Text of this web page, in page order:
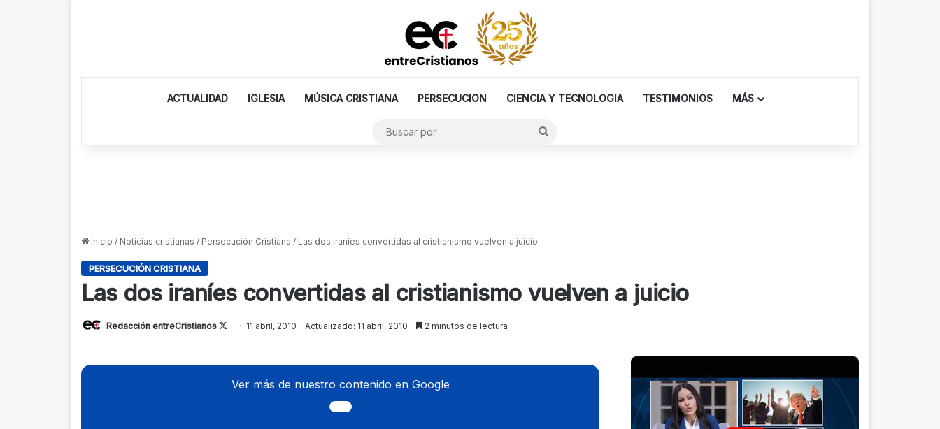
ACTUALIDAD IGLESIA MÚSICA CRISTIANA PERSECUCION CIENCIA Y TECNOLOGIA TESTIMONIOS MÁS
Inicio / Noticias cristianas / Persecución Cristiana / Las dos iraníes convertidas al cristianismo vuelven a juicio
PERSECUCIÓN CRISTIANA
Las dos iraníes convertidas al cristianismo vuelven a juicio
Redacción entreCristianos
Follow11 abril, 2010 Actualizado: 11 abril, 2010 2 minutos de lectura
Ver más de nuestro contenido en Google